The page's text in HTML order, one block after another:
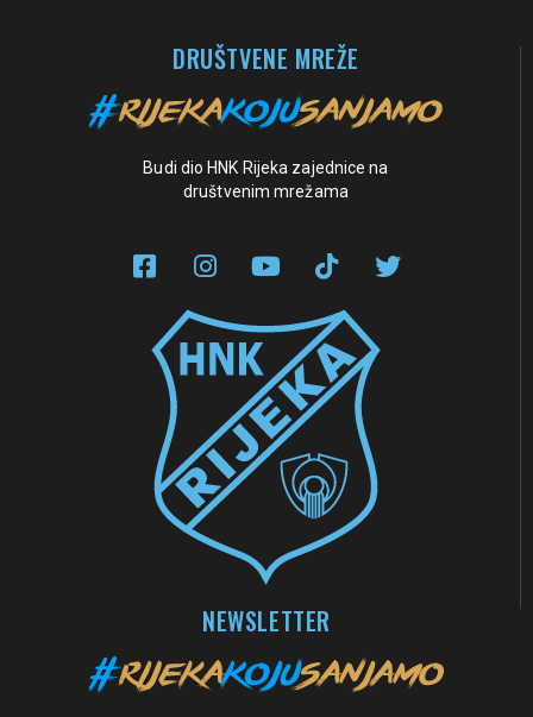
DRUŠTVENE MREŽE
Budi dio HNK Rijeka zajednice na
društvenim mrežama
NEWSLETTER